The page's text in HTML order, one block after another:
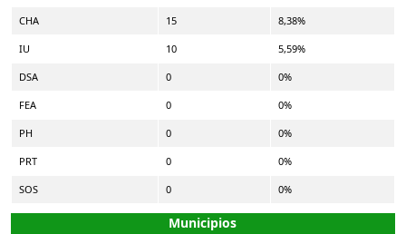
CHA 15 8,38%
IU 10 5,59%
DSA 0 0%
FEA 0 0%
PH 0 0%
PRT 0 0%
SOS 0 0%
Municipios